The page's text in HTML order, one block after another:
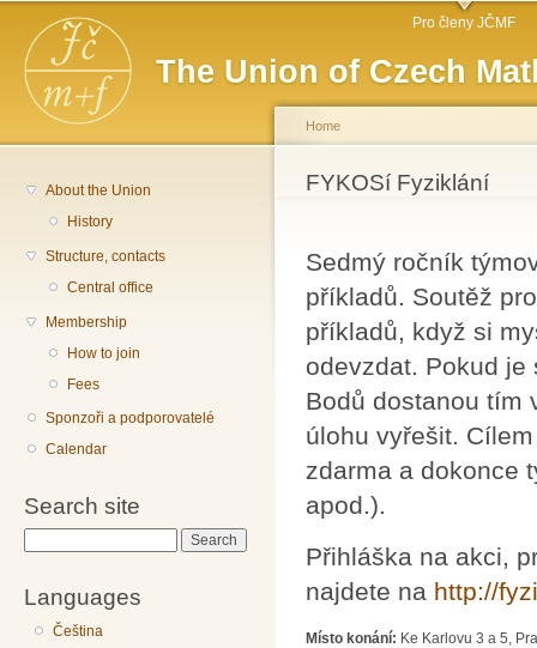
The Union of Czech
Main menu Pro členy JČMF
About the Union
History
Structure, contacts
Central office
Membership
How to join
Fees
Sponzoři a podporovatelé
Calendar
Search site
Languages
Čeština
You are here
Home
FYKOSí Fyziklání
Sedmý ročník
příkladů. Soutěž
příkladů, když si
odevzdat. Pokud
Bodů dostanou tím
úlohu vyřešit.
zdarma a dokonce
apod.).
Přihláška na akci,
najdete na http://
Místo konání: Ke Karlovu 3 a 5,